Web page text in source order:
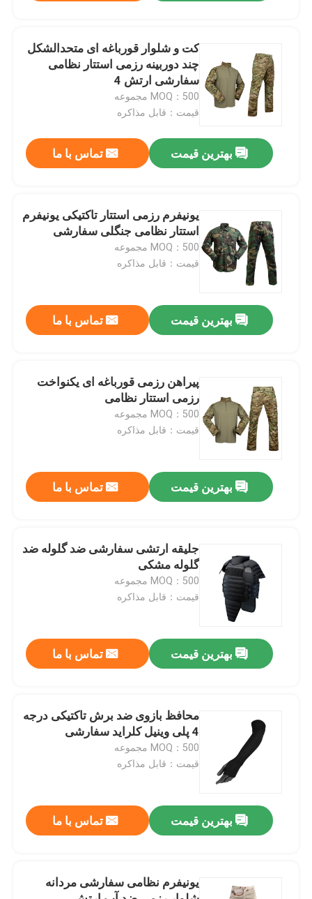
صفحه اصلی
درباره ما
تور کارخانه
کنترل کیفیت
درخواست نقل قول
یونیفرم رزمی نظامی
زره بالستیک نظامی
کت و شلوار قورباغه ای متحدالشکل
چند دوربینه رزمی استتار نظامی
سفارشی ارتش 4
MOQ：500 مجموعه
قیمت：قابل مذاکره
بهترین قیمت تماس با ما
یونیفرم رزمی استتار تاکتیکی یونیفرم
استتار نظامی جنگلی سفارشی
MOQ：500 مجموعه
قیمت：قابل مذاکره
بهترین قیمت تماس با ما
پیراهن رزمی قورباغه ای یکنواخت
رزمی استتار نظامی
MOQ：500 مجموعه
قیمت：قابل مذاکره
بهترین قیمت تماس با ما
جلیقه ارتشی سفارشی ضد گلوله ضد
گلوله مشکی
MOQ：500 مجموعه
قیمت：قابل مذاکره
بهترین قیمت تماس با ما
محافظ بازوی ضد برش تاکتیکی درجه
4 پلی وینیل کلراید سفارشی
MOQ：500 مجموعه
قیمت：قابل مذاکره
بهترین قیمت تماس با ما
یونیفرم نظامی سفارشی مردانه